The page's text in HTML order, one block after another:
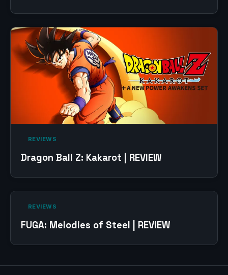
‎ REVIEWS‎
Dragon Ball Z: Kakarot | REVIEW
‎ REVIEWS‎
FUGA: Melodies of Steel | REVIEW